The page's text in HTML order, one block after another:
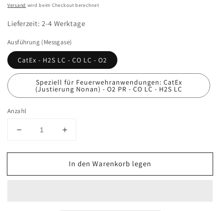
Preis
Versand wird beim Checkout berechnet
Lieferzeit: 2-4 Werktage
Ausführung (Messgase)
CatEx - H2S LC - CO LC - O2
Speziell für Feuerwehranwendungen: CatEx
(Justierung Nonan) - O2 PR - CO LC - H2S LC
Anzahl
Verringere
Menge
DRÄGER
Erhöhe
Menge
für
DRÄGER
In den Warenkorb legen